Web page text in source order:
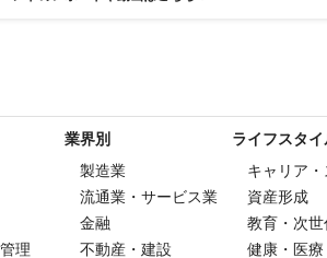
理
業界別
製造業
流通業・サービス業
金融
不動産・建設
ライフスタイ
キャリア
資産形成
教育・次世
健康・医療